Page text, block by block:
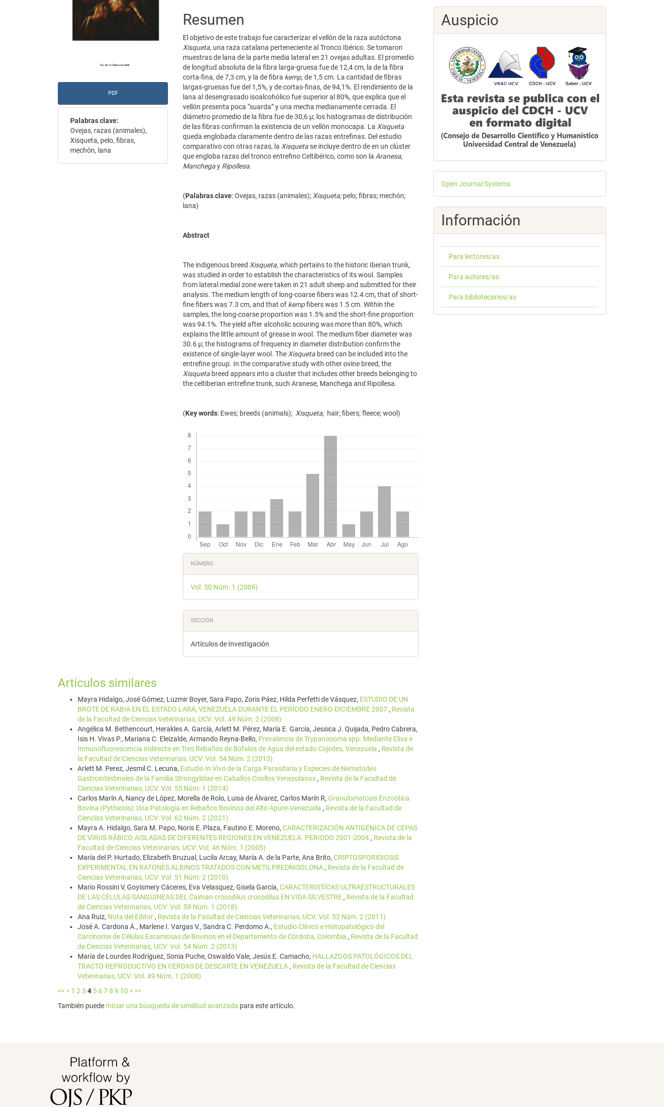
PDF
Palabras clave:
Ovejas, razas (animales),
Xisqueta, pelo, fibras,
mechón, lana
Resumen
El objetivo de este trabajo fue caracterizar el vellón de la raza autóctona
Xisqueta, una raza catalana perteneciente al Tronco Ibérico. Se tomaron
muestras de lana de la parte media lateral en 21 ovejas adultas. El promedio
de longitud absoluta de la fibra larga-gruesa fue de 12,4 cm, la de la fibra
corta-fina, de 7,3 cm, y la de fibra kemp, de 1,5 cm. La cantidad de fibras
largas-gruesas fue del 1,5%, y de cortas-finas, de 94,1%. El rendimiento de la
lana al desengrasado isoalcohólico fue superior al 80%, que explica que el
vellón presenta poca “suarda” y una mecha medianamente cerrada. El
diámetro promedio de la fibra fue de 30,6 µ; los histogramas de distribución
de las fibras confirman la existencia de un vellón monocapa. La Xisqueta
queda englobada claramente dentro de las razas entrefinas. Del estudio
comparativo con otras razas, la Xisquetase incluye dentro de en un clúster
que engloba razas del tronco entrefino Celtibérico, como son la Aranesa,
Manchegay Ripollesa.
(Palabras clave: Ovejas, razas (animales); Xisqueta;pelo; fibras; mechón;
lana)
Abstract
The indigenous breed Xisqueta, which pertains to the historic Iberian trunk,
was studied in order to establish the characteristics of its wool. Samples
from lateral medial zone were taken in 21 adult sheep and submitted for their
analysis. The medium length of long-coarse fibers was 12.4 cm, that of short-
fine fibers was 7.3 cm, and that of kempfibers was 1.5 cm. Within the
samples, the long-coarse proportion was 1.5% and the short-fine proportion
was 94.1%. The yield after alcoholic scouring was more than 80%, which
explains the little amount of grease in wool. The medium fiber diameter was
30.6 µ; the histograms of frequency in diameter distribution confirm the
existence of single-layer wool. The Xisqueta breed can be included into the
entrefine group. In the comparative study with other ovine breed, the
Xisqueta breed appears into a cluster that includes other breeds belonging to
the celtiberian entrefine trunk, such Aranese, Manchega and Ripollesa.
(Key words: Ewes; breeds (animals); Xisqueta;hair; fibers; fleece; wool)
Detalles
del
artículo
NÚMERO
Vol. 50 Núm. 1 (2009)
SECCIÓN
Artículos de Investigación
Artículos similares
Mayra Hidalgo, José Gómez, Luzmir Boyer, Sara Papo, Zoris Páez, Hilda Perfetti de Vásquez, ESTUDIO DE UN
BROTE DE RABIA EN EL ESTADO LARA, VENEZUELA DURANTE EL PERÍODO ENERO-DICIEMBRE 2007 , Revista
de la Facultad de Ciencias Veterinarias, UCV: Vol. 49 Núm. 2 (2008)
Angélica M. Bethencourt, Herakles A. García, Arlett M. Pérez, María E. García, Jessica J. Quijada, Pedro Cabrera,
Isis H. Vivas P., Mariana C. Eleizalde, Armando Reyna-Bello, Prevalencia de Trypanosoma spp. Mediante Elisa e
Inmunofluorescencia Indirecta en Tres Rebaños de Búfalos de Agua del estado Cojedes, Venezuela , Revista de
la Facultad de Ciencias Veterinarias, UCV: Vol. 54 Núm. 2 (2013)
Arlett M. Perez, Jesmil C. Lecuna, Estudio In Vivo de la Carga Parasitaria y Especies de Nematodes
Gastrointestinales de la Familia Strongylidae en Caballos Criollos Venezolanos , Revista de la Facultad de
Ciencias Veterinarias, UCV: Vol. 55 Núm. 1 (2014)
Carlos Marín A, Nancy de López, Morella de Rolo, Luisa de Álvarez, Carlos Marín R, Granulomatosis Enzoótica
Bovina (Pythiosis): Una Patología en Rebaños Bovinos del Alto Apure-Venezuela , Revista de la Facultad de
Ciencias Veterinarias, UCV: Vol. 62 Núm. 2 (2021)
Mayra A. Hidalgo, Sara M. Papo, Noris E. Plaza, Fautino E. Moreno, CARACTERIZACIÓN ANTIGÉNICA DE CEPAS
DE VIRUS RÁBICO AISLADAS DE DIFERENTES REGIONES EN VENEZUELA. PERIODO 2001-2004 , Revista de la
Facultad de Ciencias Veterinarias, UCV: Vol. 46 Núm. 1 (2005)
María del P. Hurtado, Elizabeth Bruzual, Lucila Arcay, María A. de la Parte, Ana Brito, CRIPTOSPORIDIOSIS
EXPERIMENTAL EN RATONES ALBINOS TRATADOS CON METILPREDNISOLONA , Revista de la Facultad de
Ciencias Veterinarias, UCV: Vol. 51 Núm. 2 (2010)
Mario Rossini V, Goyismery Cáceres, Eva Velasquez, Gisela García, CARACTERISTÍCAS ULTRAESTRUCTURALES
DE LAS CÉLULAS SANGUÍNEAS DEL Caiman crocodilus crocodilus EN VIDA SILVESTRE , Revista de la Facultad
de Ciencias Veterinarias, UCV: Vol. 59 Núm. 1 (2018)
Ana Ruiz, Nota del Editor , Revista de la Facultad de Ciencias Veterinarias, UCV: Vol. 52 Núm. 2 (2011)
José A. Cardona Á., Marlene I. Vargas V., Sandra C. Perdomo A., Estudio Clínico e Histopatológico del
Carcinoma de Células Escamosas de Bovinos en el Departamento de Córdoba, Colombia , Revista de la Facultad
de Ciencias Veterinarias, UCV: Vol. 54 Núm. 2 (2013)
María de Lourdes Rodríguez, Sonia Puche, Oswaldo Vale, Jesús E. Camacho, HALLAZGOS PATOLÓGICOS DEL
TRACTO REPRODUCTIVO EN CERDAS DE DESCARTE EN VENEZUELA , Revista de la Facultad de Ciencias
Veterinarias, UCV: Vol. 49 Núm. 1 (2008)
<< < 1 2 3 4 5 678 9 10 > >>
También puede Iniciar una búsqueda de similitud avanzada para este artículo.
Auspicio
Desarrollado
por
Open Journal Systems
Información
Para lectores/as
Para autores/as
Para bibliotecarios/as